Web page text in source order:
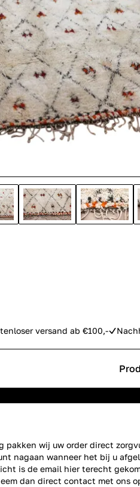
versand ab €100,-
pakken wij uw order direct
nagaan wanneer het bij u
is de email hier terecht
dan direct contact met ons